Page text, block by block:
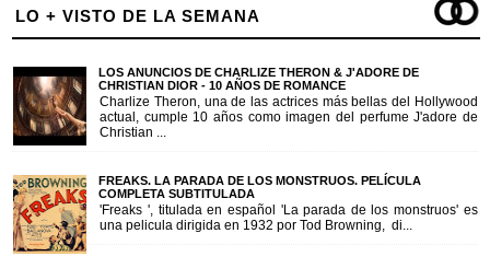
LO + VISTO DE LA SEMANA
LOS ANUNCIOS DE CHARLIZE THERON & J'ADORE DE
CHRISTIAN DIOR - 10 AÑOS DE ROMANCE
Charlize Theron, una de las actrices más bellas del Hollywood
actual, cumple 10 años como imagen del perfume J'adore de
Christian ...
FREAKS. LA PARADA DE LOS MONSTRUOS. PELÍCULA
COMPLETA SUBTITULADA
'Freaks ', titulada en español 'La parada de los monstruos' es
una pelicula dirigida en 1932 por Tod Browning, di...